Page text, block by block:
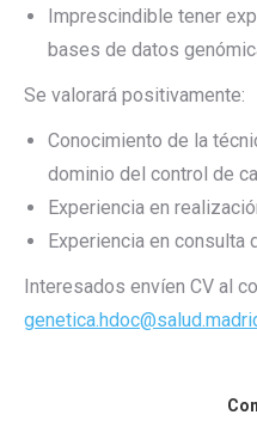
Imprescindible tener
bases de datos
Se valorará positivamente:
Conocimiento de la
dominio del control de
Experiencia en
Experiencia en consulta
Interesados envíen CV al